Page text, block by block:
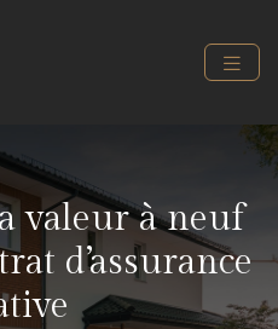
valeur à neuf
d’assurance